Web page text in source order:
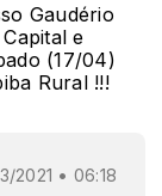
Gaudério
e
(17/04)
Rural !!!
2021 • 06:18